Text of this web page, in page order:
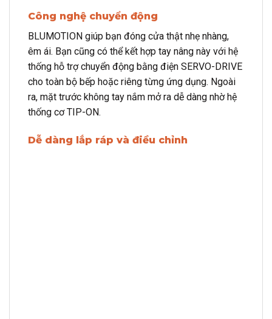
Công nghệ chuyển động
BLUMOTION giúp bạn đóng cửa thật nhẹ nhàng,
êm ái. Bạn cũng có thể kết hợp tay nâng này với hệ
thống hỗ trợ chuyển động bằng điện SERVO-DRIVE
cho toàn bộ bếp hoặc riêng từng ứng dụng. Ngoài
ra, mặt trước không tay nắm mở ra dễ dàng nhờ hệ
thống cơ TIP-ON.
Dễ dàng lắp ráp và điều chỉnh